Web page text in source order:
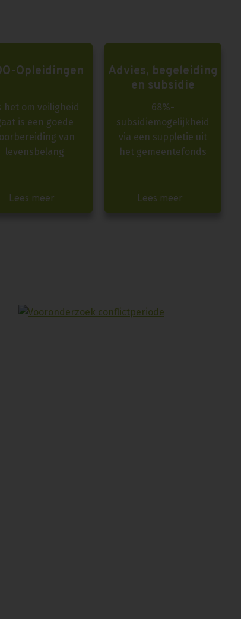
Opleidingen
het om veiligheid
is een goede
van
levensbelang
Lees meer
Advies, begeleiding
en subsidie
68%-
subsidiemogelijkheid
via een suppletie uit
het gemeentefonds
Lees meer